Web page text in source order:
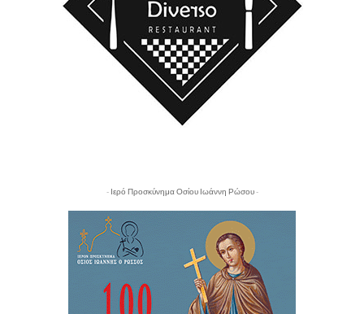
- Ιερό Προσκύνημα Οσίου Ιωάννη Ρώσου -